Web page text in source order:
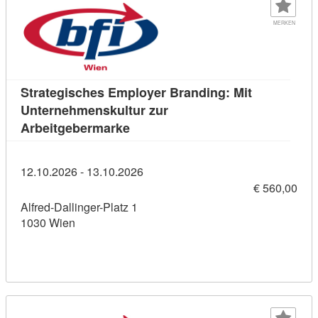
MERKEN
Strategisches Employer Branding: Mit
Unternehmenskultur zur
ArbeitgebermarkeKursdetail: Strategisches
12.10.2026 - 13.10.2026
€ 560,00
Alfred-Dallinger-Platz 1
1030 Wien